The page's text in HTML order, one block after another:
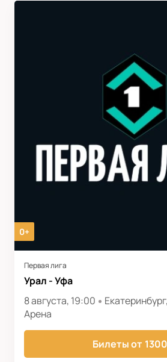
0+
Первая лига
Урал - Уфа
8 августа, 19:00
Арена
Билеты от 1300